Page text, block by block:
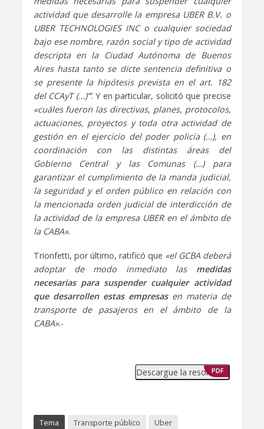
actividad que desarrolle la empresa UBER B.V. o
UBER TECHNOLOGIES INC o cualquier sociedad
bajo ese nombre, razón social y tipo de actividad
descripta en la Ciudad Autónoma de Buenos
Aires hasta tanto se dicte sentencia definitiva o
se presente la hipótesis prevista en el art. 182
del CCAyT (…)’”. Y en particular, solicitó que precise
«cuáles fueron las directivas, planes, protocolos,
actuaciones, proyectos y toda otra actividad de
gestión en el ejercicio del poder policía (…), en
coordinación con las distintas áreas del
Gobierno Central y las Comunas (…) para
garantizar el cumplimiento de la manda judicial,
la seguridad y el orden público en relación con
la mencionada orden judicial de interdicción de
la actividad de la empresa UBER en el ámbito de
la CABA».
Trionfetti, por último, ratificó que «el GCBA deberá
adoptar de modo inmediato las medidas
necesarias para suspender cualquier actividad
que desarrollen estas empresasen materia de
transporte de pasajeros en el ámbito de la
CABA».-
Descargue la resolución
PDF
Tema Transporte público Uber